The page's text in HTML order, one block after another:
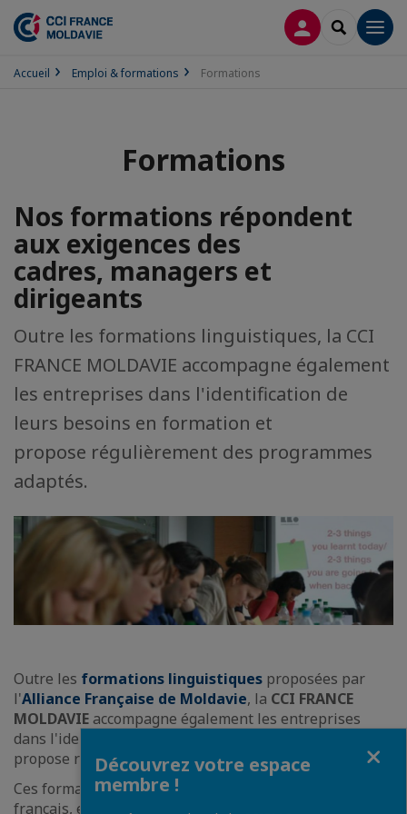
CONNEXION
Accueil Emploi & formations Formations
Formations
Nos formations répondent
aux exigences des
cadres, managers et
dirigeants
Outre les formations linguistiques, la CCI
FRANCE MOLDAVIE accompagne également
les entreprises dans l'identification de
leurs besoins en formation et
propose régulièrement des programmes
adaptés.
Outre les formations linguistiques proposées par
l'Alliance Française de Moldavie, la CCI FRANCE
MOLDAVIE accompagne également les entreprises
dans l'identification de leurs besoins en formation et
propose régulièrementdes programmes adaptés
Ces formations, qui peuvent être organisées en
français, en anglais, en roumain ou en russe, sont
Découvrez votre espace
membre !